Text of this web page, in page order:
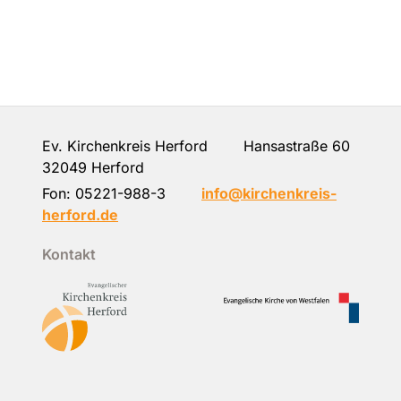
Ev. Kirchenkreis Herford Hansastraße 60
32049 Herford
Fon: 05221-988-3
info@kirchenkreis-
herford.de
Kontakt